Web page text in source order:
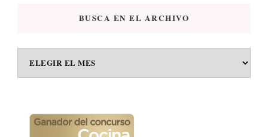
BUSCA EN EL ARCHIVO